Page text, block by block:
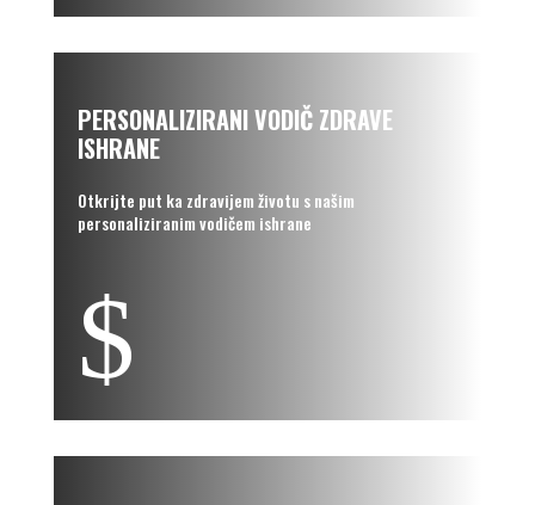
PERSONALIZIRANI VODIČ ZDRAVE
ISHRANE
Otkrijte put ka zdravijem životu s našim
personaliziranim vodičem ishrane
$